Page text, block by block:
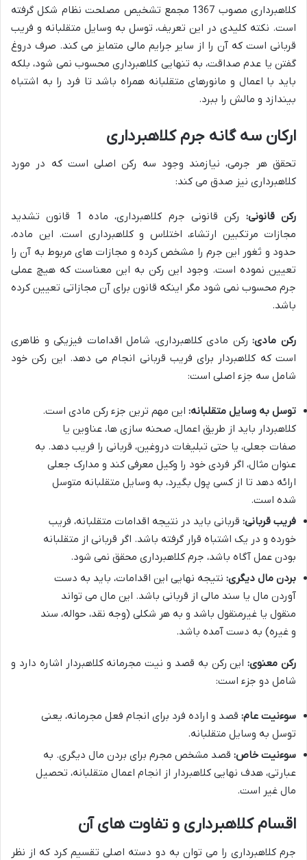
کلاهبرداری مصوب 1367 مجمع تشخیص مصلحت نظام شکل گرفته
است. نکته کلیدی در این تعریف، توسل به وسایل متقلبانه و فریب
قربانی است که آن را از سایر جرایم مالی متمایز می کند. صرف دروغ
گفتن یا عدم صداقت، به تنهایی کلاهبرداری محسوب نمی شود، بلکه
باید با اعمال و مانورهای متقلبانه همراه باشد تا فرد را به اشتباه
بیندازد و مالش را ببرد.
ارکان سه گانه جرم کلاهبرداری
تحقق هر جرمی، نیازمند وجود سه رکن اصلی است که در مورد
کلاهبرداری نیز صدق می کند:
رکن قانونی:
رکن قانونی جرم کلاهبرداری، ماده 1 قانون تشدید
مجازات مرتکبین ارتشاء، اختلاس و کلاهبرداری است. این ماده،
حدود و ثغور این جرم را مشخص کرده و مجازات های مربوط به آن را
تعیین نموده است. وجود این رکن به این معناست که هیچ عملی
جرم محسوب نمی شود مگر اینکه قانون برای آن مجازاتی تعیین کرده
باشد.
رکن مادی:رکن مادی کلاهبرداری، شامل اقدامات فیزیکی و ظاهری
است که کلاهبردار برای فریب قربانی انجام می دهد. این رکن خود
شامل سه جزء اصلی است:
توسل به وسایل متقلبانه: این مهم ترین جزء رکن مادی است.
کلاهبردار باید از طریق اعمال، صحنه سازی ها، عناوین یا
صفات جعلی، یا حتی تبلیغات دروغین، قربانی را فریب دهد. به
عنوان مثال، اگر فردی خود را وکیل معرفی کند و مدارک جعلی
ارائه دهد تا از کسی پول بگیرد، به وسایل متقلبانه متوسل
شده است.
فریب قربانی: قربانی باید در نتیجه اقدامات متقلبانه، فریب
خورده و در یک اشتباه قرار گرفته باشد. اگر قربانی از متقلبانه
بودن عمل آگاه باشد، جرم کلاهبرداری محقق نمی شود.
بردن مال دیگری: نتیجه نهایی این اقدامات، باید به دست
آوردن مال یا سند مالی از قربانی باشد. این مال می تواند
منقول یا غیرمنقول باشد و به هر شکلی (وجه نقد، حواله، سند
و غیره) به دست آمده باشد.
رکن معنوی:این رکن به قصد و نیت مجرمانه کلاهبردار اشاره دارد و
شامل دو جزء است:
سوءنیت عام: قصد و اراده فرد برای انجام فعل مجرمانه، یعنی
توسل به وسایل متقلبانه.
سوءنیت خاص: قصد مشخص مجرم برای بردن مال دیگری. به
عبارتی، هدف نهایی کلاهبردار از انجام اعمال متقلبانه، تحصیل
مال غیر است.
اقسام کلاهبرداری و تفاوت های آن
جرم کلاهبرداری را می توان به دو دسته اصلی تقسیم کرد که از نظر